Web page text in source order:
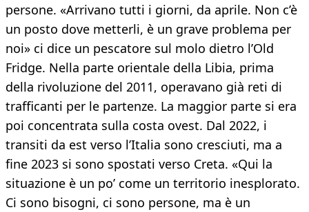
persone. «Arrivano tutti i giorni, da aprile. Non c’è
un posto dove metterli, è un grave problema per
noi» ci dice un pescatore sul molo dietro l’Old
Fridge. Nella parte orientale della Libia, prima
della rivoluzione del 2011, operavano già reti di
trafficanti per le partenze. La maggior parte si era
poi concentrata sulla costa ovest. Dal 2022, i
transiti da est verso l’Italia sono cresciuti, ma a
fine 2023 si sono spostati verso Creta. «Qui la
situazione è un po’ come un territorio inesplorato.
Ci sono bisogni, ci sono persone, ma è un